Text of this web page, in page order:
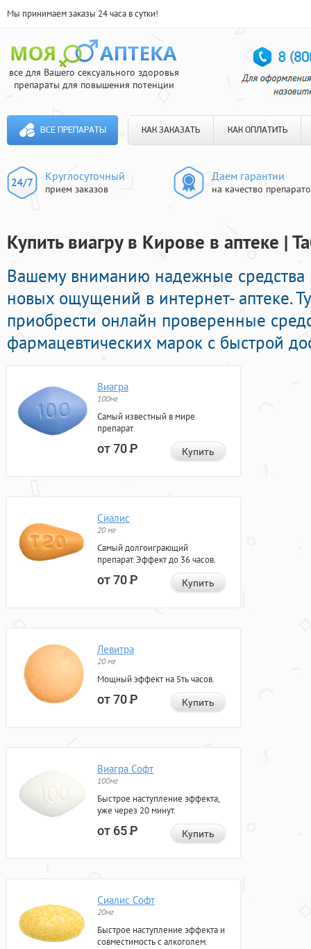
Мы принимаем заказы 24 часа в сутки!
все для Вашего сексуального здоровья
препараты для повышения потенции
ВСЕ ПРЕПАРАТЫ КАК ЗАКАЗАТЬ КАК ОПЛАТИТЬ
Круглосуточный
прием заказов
Даем гарантии
на качество
Купить виагру в Кирове в аптеке |
Вашему вниманию надежные
новых ощущений в интернет- аптеке.
приобрести онлайн проверенные
фармацевтических марок с быстрой
Виагра
100мг
Самый известный в мире
препарат
от 70Р Купить
Сиалис
20 мг
Самый долгоиграющий
препарат. Эффект до 36 часов.
от 70Р Купить
Левитра
20 мг
Мощный эффект на 5ть часов.
от 70Р Купить
Виагра Софт
100мг
Быстрое наступление эффекта,
уже через 20 минут.
от 65Р Купить
Сиалис Софт
20мг
Быстрое наступление эффекта и
совместимость с алкоголем.